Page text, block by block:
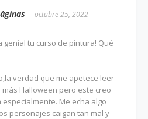
octubre 25, 2022
genial tu curso de pintura! Qué
verdad que me apetece leer
más Halloween pero este creo
especialmente. Me echa algo
personajes caigan tan mal y